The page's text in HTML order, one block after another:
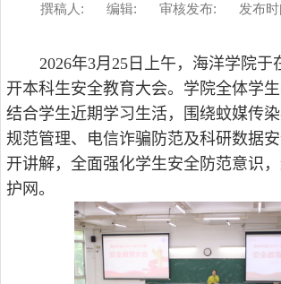
撰稿人: 编辑: 审核发布: 发布时
2026年3月25 日上午，海洋学院于
开本科生安全教育大会。学院全体学
结合学生近期学习生活，围绕蚊媒传
规范管理、电信诈骗防范及科研数据
开讲解，全面强化学生安全防范意识
护网。